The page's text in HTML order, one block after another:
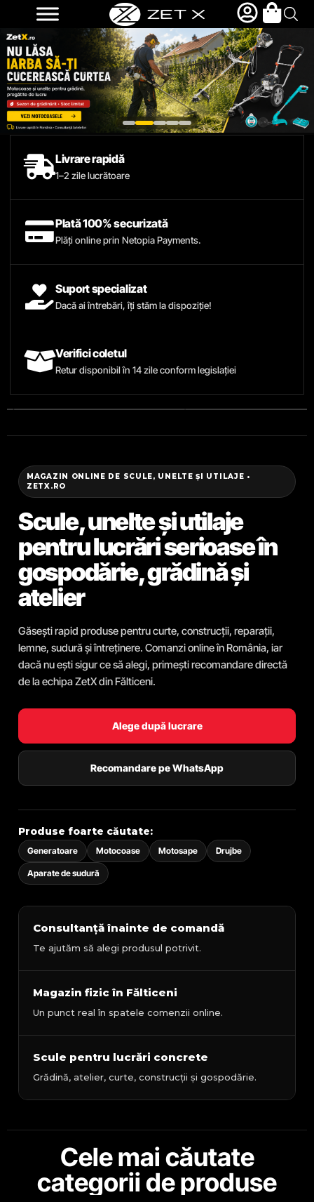
Livrare rapidă
1–2 zile lucrătoare
Plată 100% securizată
Plăți online prin Netopia Payments.
Suport specializat
Dacă ai întrebări, îți stăm la dispoziție!
Verifici coletul
Retur disponibil în 14 zile conform legislației
MAGAZIN ONLINE DE SCULE, UNELTE ȘI UTILAJE •
ZETX.RO
Scule, unelte și utilaje
pentru lucrări serioase în
gospodărie, grădină și
atelier
Găsești rapid produse pentru curte, construcții, reparații,
lemne, sudură și întreținere. Comanzi online în România, iar
dacă nu ești sigur ce să alegi, primești recomandare directă
de la echipa ZetX din Fălticeni.
Alege după lucrare
Recomandare pe WhatsApp
Produse foarte căutate:
Generatoare Motocoase Motosape Drujbe
Aparate de sudură
Consultanță înainte de comandă
Te ajutăm să alegi produsul potrivit.
Magazin fizic în Fălticeni
Un punct real în spatele comenzii online.
Scule pentru lucrări concrete
Grădină, atelier, curte, construcții și gospodărie.
Cele mai căutate
categorii de produse